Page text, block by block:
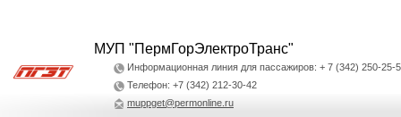
МУП "ПермГорЭлектроТранс"
Информационная линия для пассажиров: + 7 (342) 250-25-
Телефон: +7 (342) 212-30-42
muppget@permonline.ru